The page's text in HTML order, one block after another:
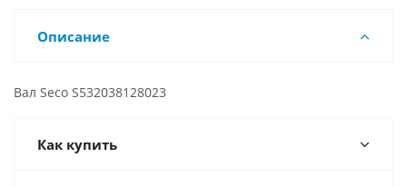
Описание
Вал Seco S532038128023
Как купить